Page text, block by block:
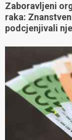
Zaboravljeni
raka:
podcjenjivali